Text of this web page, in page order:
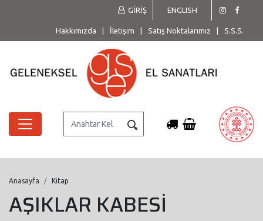
ENGLISH
GİRİŞ
Hakkımızda İletişim Satış Noktalarımız S.S.S.
Anasayfa Kitap
AŞIKLAR KABESİ